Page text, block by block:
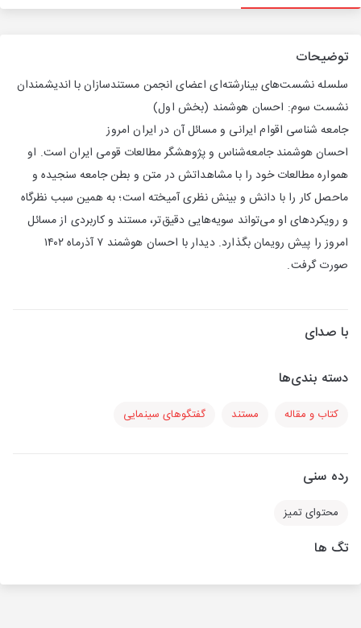
توضیحات
سلسله نشست‌های بینارشته‌ای اعضای انجمن مستندسازان با اندیشمندان
نشست سوم: احسان هوشمند (بخش اول)
جامعه شناسی اقوام ایرانی و مسائل آن در ایران امروز
احسان هوشمند جامعه‌شناس و پژوهشگر مطالعات قومی ایران است. او
همواره مطالعات خود را با مشاهداتش در متن و بطن جامعه سنجیده و
ماحصل کار را با دانش و بینش نظری آمیخته است؛ به همین سبب نظرگاه
و رویکردهای او می‌تواند سویه‌هایی دقیق‌تر، مستند و کاربردی از مسائل
امروز را پیش رویمان بگذارد. دیدار با احسان هوشمند ۷ آذرماه ۱۴۰۲
صورت گرفت.
با صدای
دسته بندی‌ها
کتاب و مقاله مستند گفتگوهای سینمایی
رده سنی
محتوای تمیز
تگ ها